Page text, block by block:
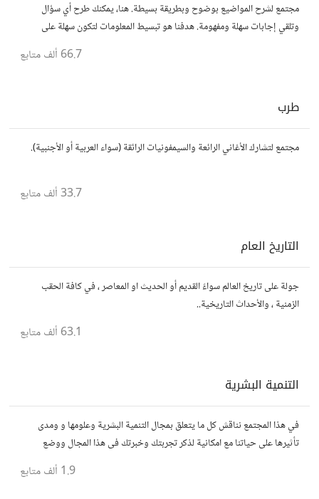
مجتمع لشرح المواضيع بوضوح وبطريقة بسيطة. هنا، يمكنك طرح أي سؤال
وتلقي إجابات سهلة ومفهومة. هدفنا هو تبسيط المعلومات لتكون سهلة على
66.7 ألف متابع
طرب
مجتمع لتشارك الأغاني الرائعة والسيمفونيات الرائقة (سواء العربية أو الأجنبية).
33.7 ألف متابع
التاريخ العام
جولة على تاريخ العالم سواءً القديم أو الحديث او المعاصر ، في كافة الحقب
الزمنية ، والأحداث التاريخية..
63.1 ألف متابع
التنمية البشرية
في هذا المجتمع نناقش كل ما يتعلق بمجال التنمية البشرية وعلومها و ومدى
تأثيرها على حياتنا مع امكانية لذكر تجربتك وخبرتك فى هذا المجال ووضع
مقالات وروابط وفيديوهات مفيدة تعمل على التحفيز والنجاح والتقدم
1.9 ألف متابع